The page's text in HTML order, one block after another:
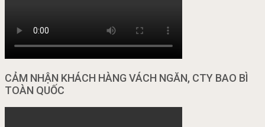
CẢM NHẬN KHÁCH HÀNG VÁCH NGĂN, CTY BAO BÌ
TOÀN QUỐC